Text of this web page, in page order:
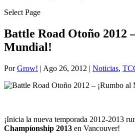
Select Page
Battle Road Otoño 2012
Mundial!
PorGrow! | Ago 26, 2012 | Noticias,
¡Inicia la nueva temporada 2012-2013
Champíonship 2013 en Vancouver!